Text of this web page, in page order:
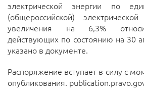
электрической энергии по
(общероссийской)
увеличения на 6,3%
действующих по состоянию на 30
указано в документе.
Распоряжение вступает в силу с
опубликования.